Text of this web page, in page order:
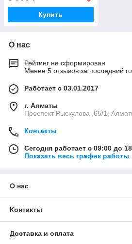
Купить
О нас
Рейтинг не сформирован
Менее 5 отзывов за последний
Работает с 03.01.2017
г. Алматы
Проспект Рыскулова ,65/1,
Контакты
Сегодня работает с 09:00 до
Показать весь график работы
О нас
Контакты
Доставка и оплата